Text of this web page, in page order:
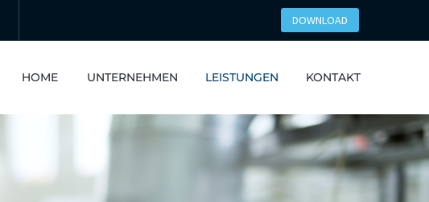
DOWNLOAD
HOME UNTERNEHMEN LEISTUNGEN KONTAKT